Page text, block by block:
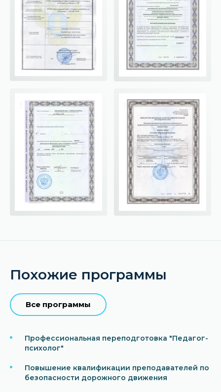
Похожие программы
Все программы
Профессиональная переподготовка "Педагог-
психолог"
Повышение квалификации преподавателей по
безопасности дорожного движения